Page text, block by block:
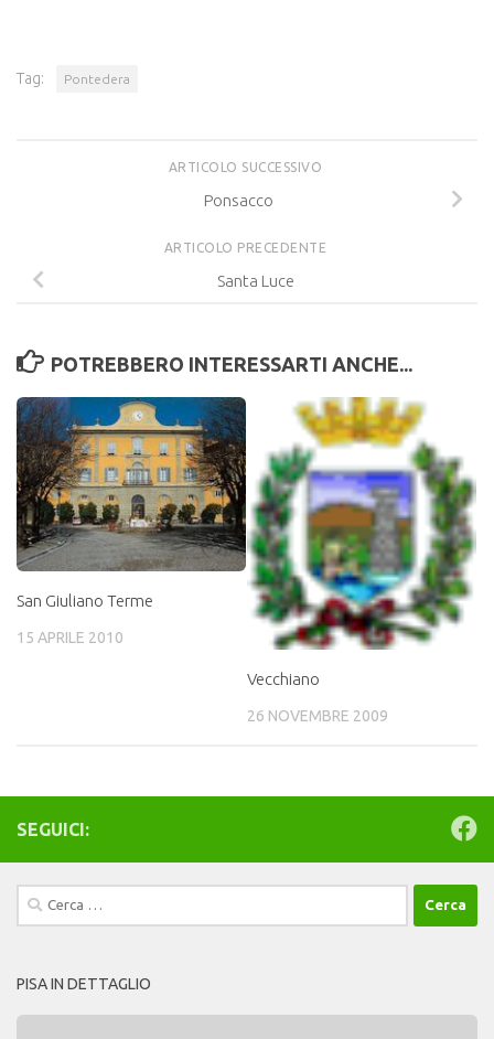
Tag: Pontedera
ARTICOLO SUCCESSIVO
Ponsacco
ARTICOLO PRECEDENTE
Santa Luce
POTREBBERO INTERESSARTI ANCHE...
San Giuliano Terme
15 APRILE 2010
Vecchiano
26 NOVEMBRE 2009
SEGUICI:
Ricerca
per:
PISA IN DETTAGLIO